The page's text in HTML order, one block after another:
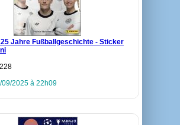
Jahre Fußballgeschichte - Sticker
2025 à 22h09